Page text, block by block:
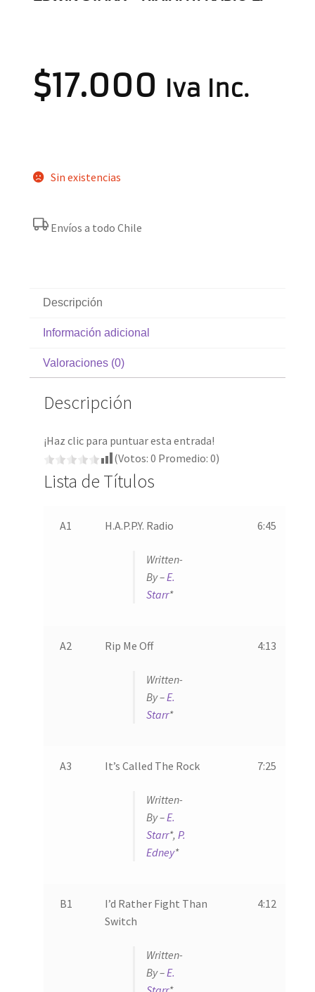
$17.000 Iva Inc.
Sin existencias
Envíos a todo Chile
Descripción
Información adicional
Valoraciones (0)
Descripción
¡Haz clic para puntuar esta entrada!
(Votos: 0 Promedio: 0)
Lista de Títulos
A1 H.A.P.P.Y. Radio
Written-
By –E.
Starr*
6:45
A2 Rip Me Off
Written-
By –E.
Starr*
4:13
A3 It’s Called The Rock
Written-
By –E.
Starr*, P.
Edney*
7:25
B1
I’d Rather Fight Than
Switch
Written-
By –E.
4:12